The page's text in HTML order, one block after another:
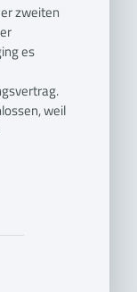
zweiten
es
weil